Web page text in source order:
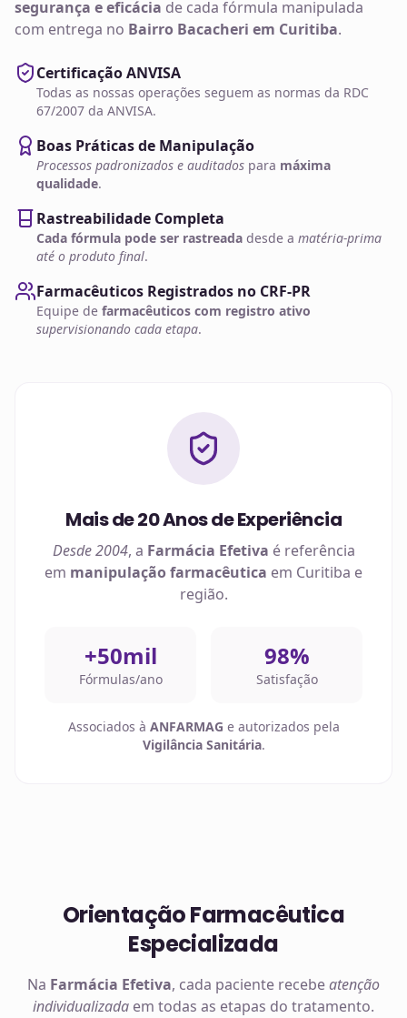
segurança e eficácia de cada fórmula manipulada
com entrega no Bairro Bacacheri em Curitiba.
Certificação ANVISA
Todas as nossas operações seguem as normas da RDC
67/2007 da ANVISA.
Boas Práticas de Manipulação
Processos padronizados e auditados para máxima
qualidade.
Rastreabilidade Completa
Cada fórmula pode ser rastreada desde a matéria-prima
até o produto final.
Farmacêuticos Registrados no CRF-PR
Equipe de farmacêuticos com registro ativo
supervisionando cada etapa.
Mais de 20 Anos de Experiência
Desde 2004, a Farmácia Efetiva é referência
em manipulação farmacêutica em Curitiba e
região.
+50mil
Fórmulas/ano
98%
Satisfação
Associados à ANFARMAG e autorizados pela
Vigilância Sanitária.
Orientação Farmacêutica
Especializada
Na Farmácia Efetiva, cada paciente recebeatenção
individualizada em todas as etapas do tratamento.